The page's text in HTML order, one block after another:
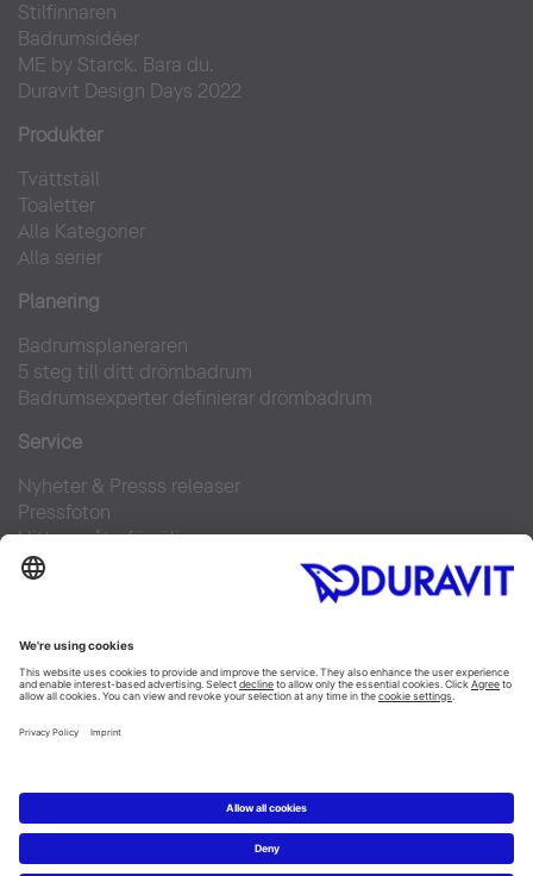
Stilfinnaren
Badrumsidéer
ME by Starck. Bara du.
Duravit Design Days 2022
Produkter
Tvättställ
Toaletter
Alla Kategorier
Alla serier
Planering
Badrumsplaneraren
5 steg till ditt drömbadrum
Badrumsexperter definierar drömbadrum
Service
Nyheter & Presss releaser
Pressfoton
Hitta en återförsäljare
FAQs
Facebook
Instagram
Pinterest
Flickr
Linked In
Copyright © 2026 Duravit AG
Integrity and Compliance